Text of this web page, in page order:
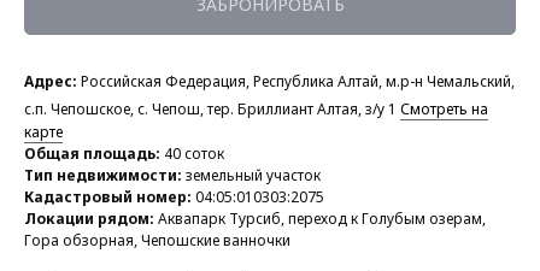
Адрес: Российская Федерация, Республика Алтай, м.р-н Чемальский,
с.п. Чепошское, с. Чепош, тер. Бриллиант Алтая, з/у 1 Смотреть на
карте
Общая площадь: 40 соток
Тип недвижимости: земельный участок
Кадастровый номер: 04:05:010303:2075
Локации рядом: Аквапарк Турсиб, переход к Голубым озерам,
Гора обзорная, Чепошские ванночки